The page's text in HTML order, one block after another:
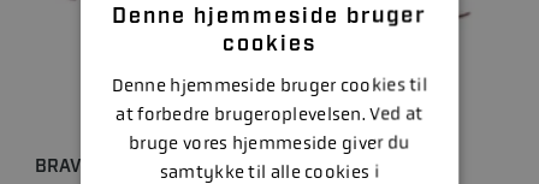
BRAVO II DREV 2.20
Denne hjemmeside bruger
cookies
Denne hjemmeside bruger cookies til
at forbedre brugeroplevelsen. Ved at
bruge vores hjemmeside giver du
samtykke til alle cookies i